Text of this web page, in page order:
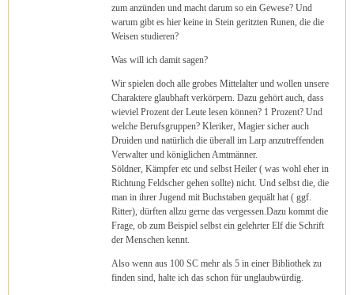
zum anzünden und macht darum so ein Gewese? Und
warum gibt es hier keine in Stein geritzten Runen, die die
Weisen studieren?
Was will ich damit sagen?
Wir spielen doch alle grobes Mittelalter und wollen unsere
Charaktere glaubhaft verkörpern. Dazu gehört auch, dass
wieviel Prozent der Leute lesen können? 1 Prozent? Und
welche Berufsgruppen? Kleriker, Magier sicher auch
Druiden und natürlich die überall im Larp anzutreffenden
Verwalter und königlichen Amtmänner.
Söldner, Kämpfer etc und selbst Heiler ( was wohl eher in
Richtung Feldscher gehen sollte) nicht. Und selbst die, die
man in ihrer Jugend mit Buchstaben gequält hat ( ggf.
Ritter), dürften allzu gerne das vergessen.Dazu kommt die
Frage, ob zum Beispiel selbst ein gelehrter Elf die Schrift
der Menschen kennt.
Also wenn aus 100 SC mehr als 5 in einer Bibliothek zu
finden sind, halte ich das schon für unglaubwürdig.